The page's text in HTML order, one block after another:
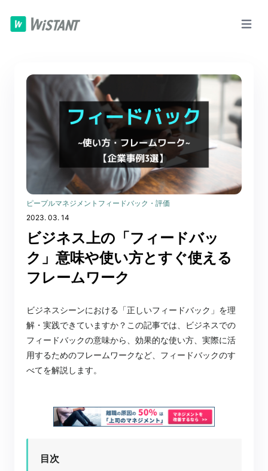
ピープルマネジメント フィードバック・評価
2023. 03. 14
ビジネス上の「フィードバッ
ク」意味や使い方とすぐ使える
フレームワーク
ビジネスシーンにおける「正しいフィードバック」を理
解・実践できていますか？ この記事では、ビジネスでの
フィードバックの意味から、効果的な使い方、実際に活
用するためのフレームワークなど、フィードバックのす
べてを解説します。
目次